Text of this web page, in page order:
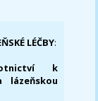
LÉČBY:
k
lázeňskou